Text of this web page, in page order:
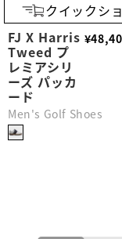
クイックシ
FJ X Harris
Tweed プ
レミアシリ
ーズ パッカ
ード
Men's Golf Shoes